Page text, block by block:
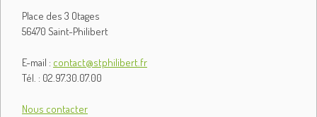
Place des 3 Otages
56470 Saint-Philibert
E-mail : contact@stphilibert.fr
Tél. : 02.97.30.07.00
Nous contacter